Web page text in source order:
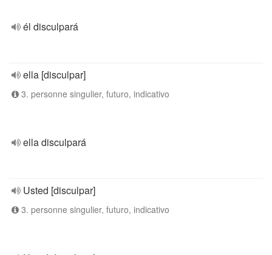
él disculpará
ella [disculpar]
3. personne singulier, futuro, indicativo
ella disculpará
Usted [disculpar]
3. personne singulier, futuro, indicativo